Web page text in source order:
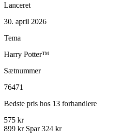
Lanceret
30. april 2026
Tema
Harry Potter™
Sætnummer
76471
Bedste pris hos 13 forhandlere
575 kr
899 kr Spar 324 kr